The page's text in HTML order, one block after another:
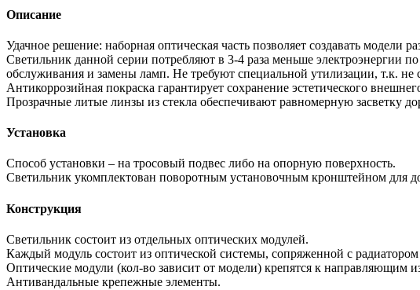
Описание
Удачное решение: наборная оптическая часть позволяет создавать
Светильник данной серии потребляют в 3-4 раза меньше электроэнергии
обслуживания и замены ламп. Не требуют специальной утилизации, т.к. не
Антикоррозийная покраска гарантирует сохранение эстетического
Прозрачные литые линзы из стекла обеспечивают равномерную
Установка
Способ установки – на тросовый подвес либо на опорную поверхность.
Светильник укомплектован поворотным установочным кронштейном для
Конструкция
Светильник состоит из отдельных оптических модулей.
Каждый модуль состоит из оптической системы, сопряженной с
Оптические модули (кол-во зависит от модели) крепятся к направляющим
Антивандальные крепежные элементы.